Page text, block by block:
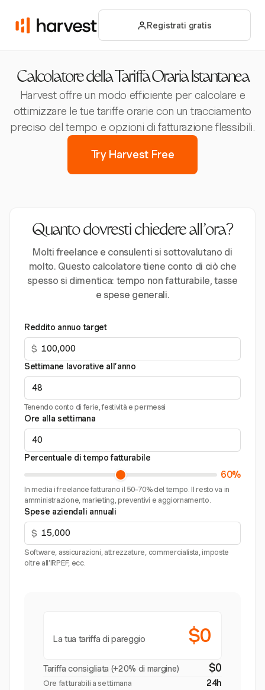
Registrati gratis
Calcolatore della Tariffa Oraria Istantanea
Harvest offre un modo efficiente per calcolare e
ottimizzare le tue tariffe orarie con un tracciamento
preciso del tempo e opzioni di fatturazione flessibili.
Try Harvest Free
Quanto dovresti chiedere all’ora?
Molti freelance e consulenti si sottovalutano di
molto. Questo calcolatore tiene conto di ciò che
spesso si dimentica: tempo non fatturabile, tasse
e spese generali.
Reddito annuo target
$
Settimane lavorative all’anno
Tenendo conto di ferie, festività e permessi
Ore alla settimana
Percentuale di tempo fatturabile
60%
In media i freelance fatturano il 50–70% del tempo. Il resto va in
amministrazione, marketing, preventivi e aggiornamento.
Spese aziendali annuali
$
Software, assicurazioni, attrezzature, commercialista, imposte
oltre all’IRPEF, ecc.
La tua tariffa di pareggio $0
Tariffa consigliata (+20% di margine) $0
Ore fatturabili a settimana 24h